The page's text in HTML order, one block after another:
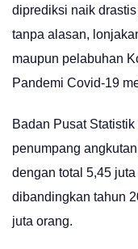
diprediksi naik
tanpa alasan,
maupun pelabuhan
Pandemi Covid-19
Badan Pusat
penumpang
dengan total 5,45
dibandingkan tahun
juta orang.